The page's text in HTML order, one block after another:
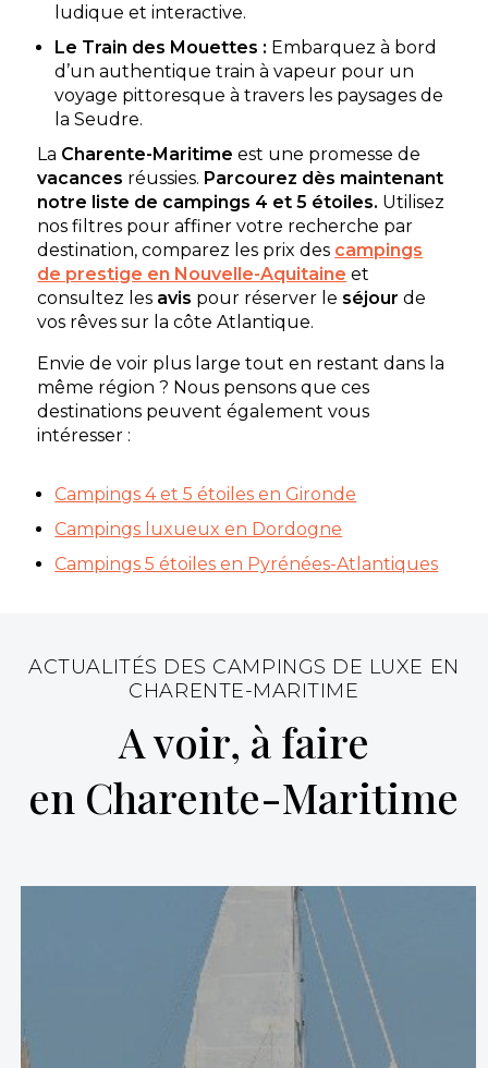
ludique et interactive.
Le Train des Mouettes : Embarquez à bord
d’un authentique train à vapeur pour un
voyage pittoresque à travers les paysages de
la Seudre.
La Charente-Maritime est une promesse de
vacances réussies. Parcourez dès maintenant
notre liste de campings 4 et 5 étoiles. Utilisez
nos filtres pour affiner votre recherche par
destination, comparez les prix des campings
de prestige en Nouvelle-Aquitaine et
consultez les avis pour réserver le séjour de
vos rêves sur la côte Atlantique.
Envie de voir plus large tout en restant dans la
même région ? Nous pensons que ces
destinations peuvent également vous
intéresser :
Campings 4 et 5 étoiles en Gironde
Campings luxueux en Dordogne
Campings 5 étoiles en Pyrénées-Atlantiques
Camping le Cormoran
Les séjours passés au sein du camping Cormoran
permettent aussi de profiter de diverses activités
divertissantes et amusantes.
Ars-en-Ré, Charente-Maritime , Nouvelle-Aquitaine
Voir le site
★ 4.4/5 (221 avis)
Aucune information tarifaire disponible
Découvrir
Venez profiter des charmes de la Charente-
Maritime au camping 5 étoiles L’Orée du Bois !
Voir le site
Aucune information tarifaire disponible
Découvrir
Camping Au Port Punay
Au Sud de La Rochelle, à 300m de la plage, choix
idéal pour familles avec jeunes enfants. Camping
partiellement ombragé avec équipements grand ...
Châtelaillon-Plage, Charente-Maritime , Nouvelle-
ACTUALITÉS DES CAMPINGS DE LUXE EN
CHARENTE-MARITIME
A voir, à faire
en Charente-Maritime